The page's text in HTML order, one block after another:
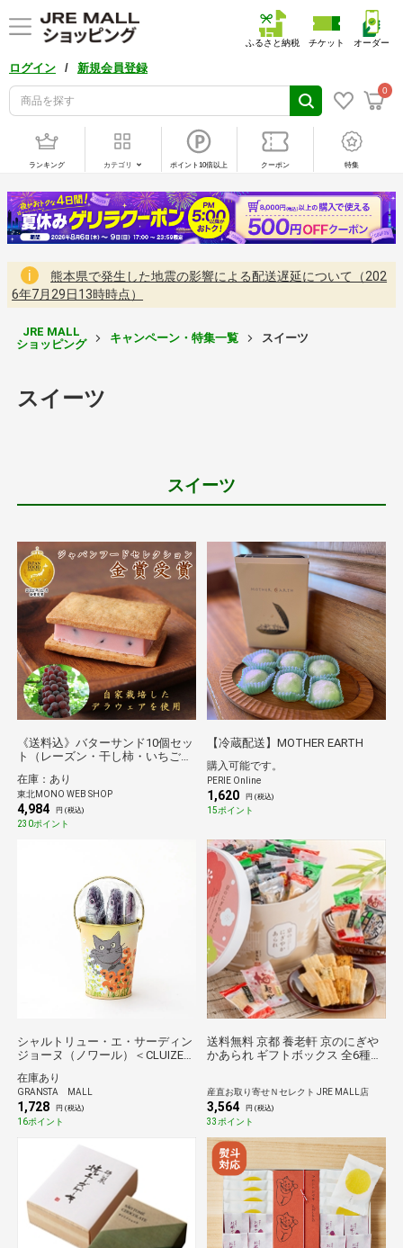
ログイン / 新規会員登録
0
ふるさと納税 チケット オーダー
ランキング カテゴリ ポイント10倍以上 クーポン 特集
熊本県で発生した地震の影響による配送遅延について（202
6年7月29日13時時点）
JRE MALL
ショッピング
キャンペーン・特集一覧 スイーツ
スイーツ
スイーツ
《送料込》バターサンド10個セッ
ト（レーズン・干し柿・いちご）
在庫：あり
東北MONO WEB SHOP
4,984 円 (税込)
230ポイント
【冷蔵配送】MOTHER EARTH
購入可能です。
PERIE Online
1,620 円 (税込)
15ポイント
シャルトリュー・エ・サーディン
ジョーヌ（ノワール）＜CLUIZEL
在庫あり
GRANSTA MALL
1,728 円 (税込)
16ポイント
送料無料 京都 養老軒 京のにぎや
かあられ ギフトボックス 全6種計
産直お取り寄せＮセレクト JRE MALL店
3,564 円 (税込)
33ポイント